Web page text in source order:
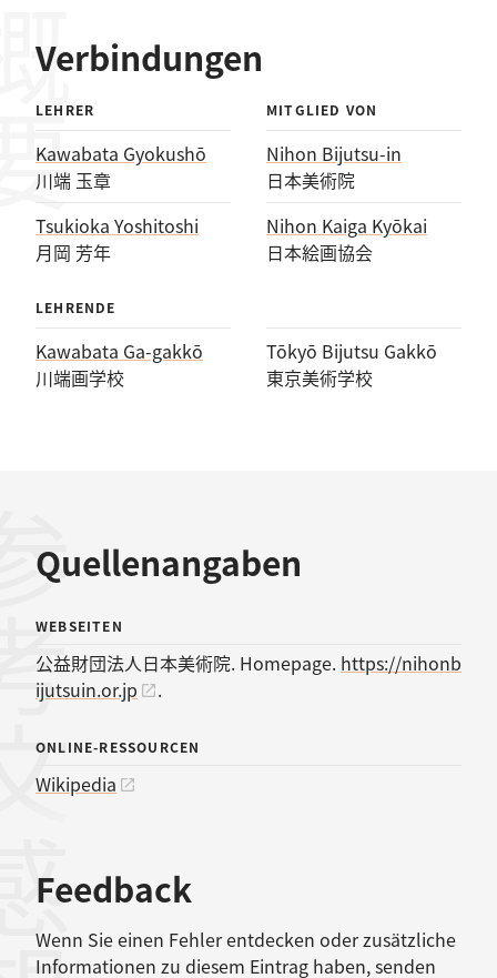
Verbindungen
LEHRER
Kawabata Gyokushō
川端 玉章
Tsukioka Yoshitoshi
月岡 芳年
MITGLIED VON
Nihon Bijutsu-in
日本美術院
Nihon Kaiga Kyōkai
日本絵画協会
LEHRENDE
Kawabata Ga-gakkō
川端画学校
Tōkyō Bijutsu Gakkō
東京美術学校
Quellenangaben
献
WEBSEITEN
公益財団法人日本美術院. Homepage. https://nihonb
ijutsuin.or.jp
.
ONLINE-RESSOURCEN
Wikipedia
Feedback
Wenn Sie einen Fehler entdecken oder zusätzliche
Informationen zu diesem Eintrag haben, senden